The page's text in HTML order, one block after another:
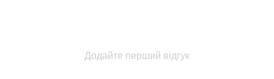
Додайте перший відгук